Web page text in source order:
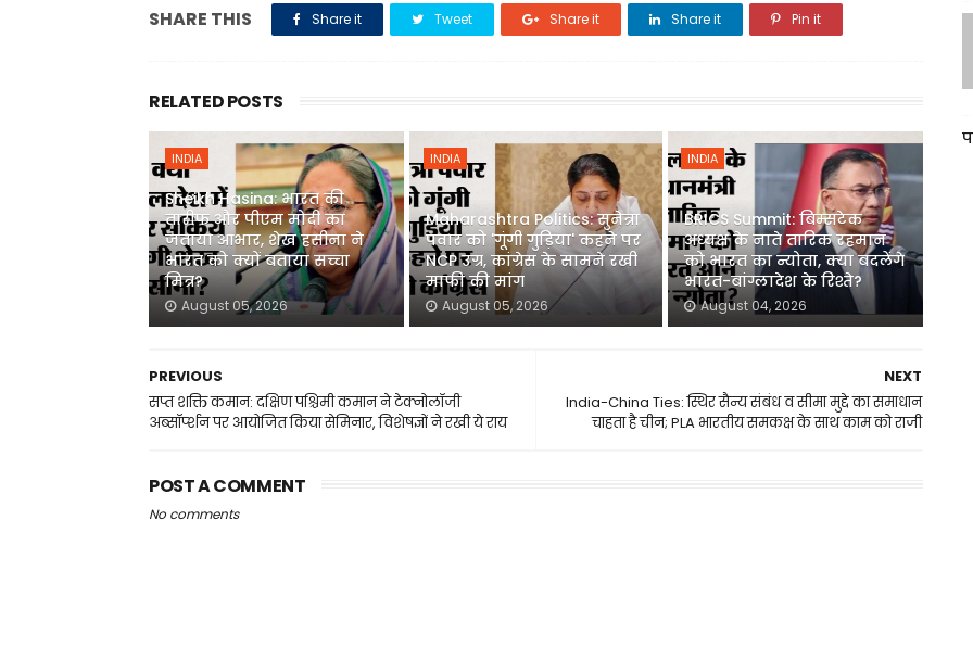
SHARE THIS Share it Tweet Share it Share it Pin it
RELATED POSTS
INDIA
Sheikh Hasina: भारत की
तारीफ और पीएम मोदी का
जताया आभार, शेख हसीना ने
भारत को क्यों बताया सच्चा
मित्र?
August 05, 2026
INDIA
Maharashtra Politics: सुनेत्रा
पवार को 'गूंगी गुड़िया' कहने पर
NCP उग्र, कांग्रेस के सामने रखी
माफी की मांग
August 05, 2026
INDIA
BRICS Summit: बिम्सटेक
अध्यक्ष के नाते तारिक रहमान
को भारत का न्योता, क्या बदलेंगे
भारत-बांग्लादेश के रिश्ते?
August 04, 2026
NEXT
India-China Ties: स्थिर सैन्य संबंध व सीमा मुद्दे का समाधान
चाहता है चीन; PLA भारतीय समकक्ष के साथ काम को राजी
PREVIOUS
सप्त शक्ति कमान: दक्षिण पश्चिमी कमान ने टेक्नोलॉजी
अब्सॉर्प्शन पर आयोजित किया सेमिनार, विशेषज्ञों ने रखी ये राय
POST A COMMENT
No comments